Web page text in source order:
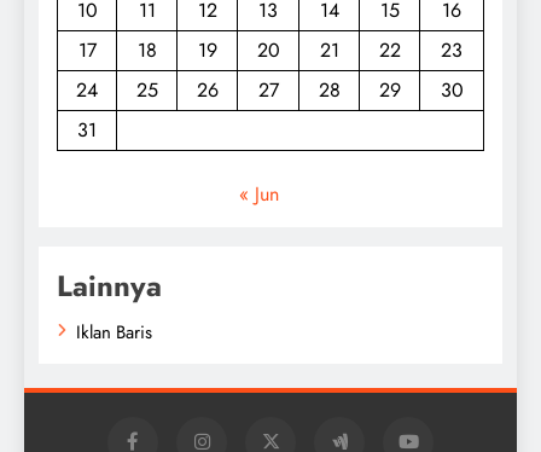
10
11 12 13 14 15
16
17
18 19 20 21 22
23
24
25 26 27 28 29
30
31
« Jun
Lainnya
Iklan Baris